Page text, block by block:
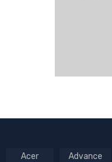
Acer Advance